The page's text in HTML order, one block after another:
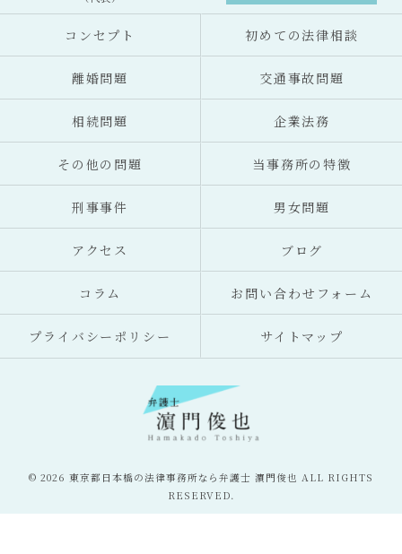
コンセプト 初めての法律相談
離婚問題 交通事故問題
相続問題 企業法務
その他の問題 当事務所の特徴
刑事事件 男女問題
アクセス ブログ
コラム お問い合わせフォーム
プライバシーポリシー サイトマップ
© 2026 東京都日本橋の法律事務所なら弁護士 濵門俊也 ALL RIGHTS
RESERVED.